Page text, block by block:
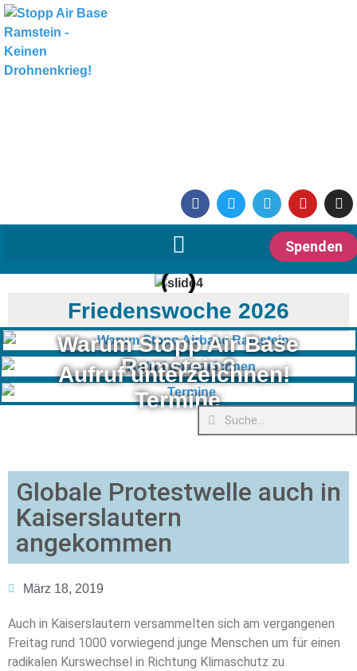
Spenden
Friedenswoche 2026
Warum Stopp Air Base
Ramstein?
Aufruf unterzeichnen!
Termine
Globale Protestwelle auch in
Kaiserslautern
angekommen
März 18, 2019
Auch in Kaiserslautern versammelten sich am vergangenen
Freitag rund 1000 vorwiegend junge Menschen um für einen
radikalen Kurswechsel in Richtung Klimaschutz zu